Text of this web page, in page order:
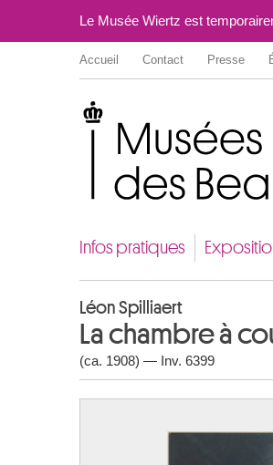
Le Musée Wiertz est
Accueil Contact Presse
Infos pratiques
Léon Spilliaert
La chambre à
(ca. 1908) — Inv. 6399